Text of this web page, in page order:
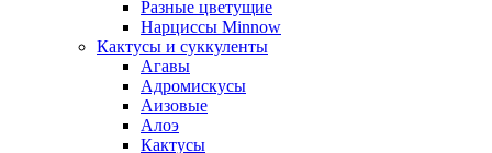
Разные цветущие
Нарциссы Minnow
Кактусы и суккуленты
Агавы
Адромискусы
Аизовые
Алоэ
Кактусы